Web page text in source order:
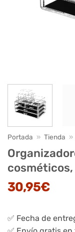
Portada » Tienda »
30,95€
✅ Fecha de